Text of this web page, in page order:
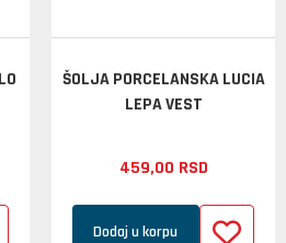
ŠOLJA PORCELANSKA LUCIA
LEPA VEST
459,00 RSD
Dodaj u korpu